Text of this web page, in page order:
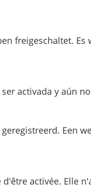
freigeschaltet. Es
activada y aún
Een
d'être activée. Elle